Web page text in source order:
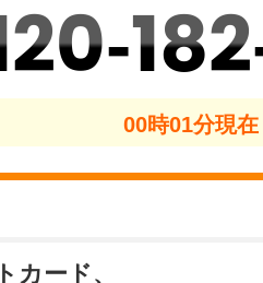
00時01分現在
カード、